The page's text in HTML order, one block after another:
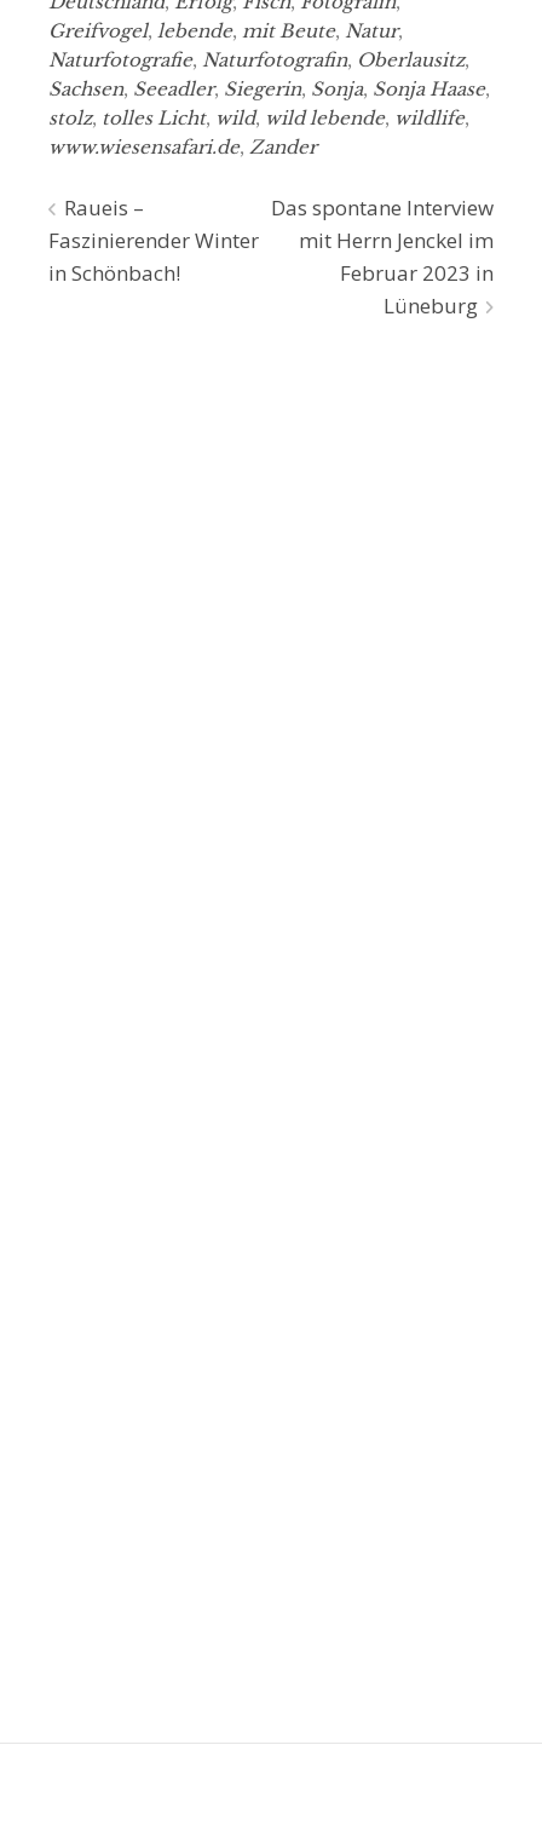
Greifvogel, lebende, mit Beute, Natur,
Naturfotografie, Naturfotografin, Oberlausitz,
Sachsen, Seeadler, Siegerin, Sonja, Sonja Haase,
stolz, tolles Licht, wild, wild lebende, wildlife,
www.wiesensafari.de, Zander
Beitragsnavigation
Raueis –
Faszinierender Winter
in Schönbach!
Das spontane Interview
mit Herrn Jenckel im
Februar 2023 in
Lüneburg